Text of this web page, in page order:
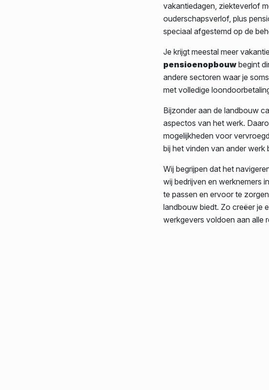
vakantiedagen, ziekteverlof
ouderschapsverlof, plus
speciaal afgestemd op de
Je krijgt meestal meer
pensioenopbouw begint
andere sectoren waar je
met volledige
Bijzonder aan de landbouw
aspectos van het werk.
mogelijkheden voor
bij het vinden van ander werk
Wij begrijpen dat het
wij bedrijven en werknemers
te passen en ervoor te
landbouw biedt. Zo creëer je
werkgevers voldoen aan alle